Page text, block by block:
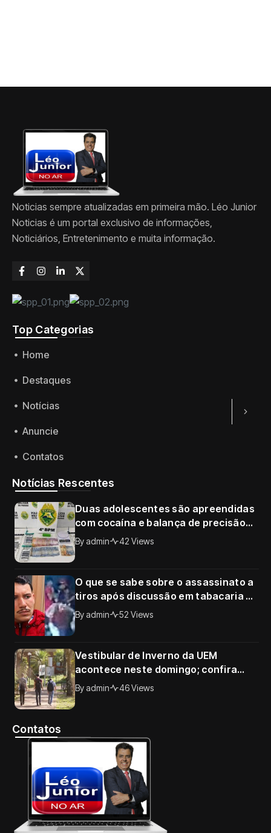
Noticias sempre atualizadas em primeira mão. Léo Junior
Noticias é um portal exclusivo de informações,
Noticiários, Entretenimento e muita informação.
Top Categorias
Home
Destaques
Notícias
Anuncie
Contatos
Notícias Rescentes
Duas adolescentes são apreendidas
com cocaína e balança de precisão
no Conjunto Requião, em Maringá
Byadmin 42 Views
O que se sabe sobre o assassinato a
tiros após discussão em tabacaria de
Sarandi; câmera registrou o crime
Byadmin 52 Views
Vestibular de Inverno da UEM
acontece neste domingo; confira
horários, documentos e tudo o que o
candidato precisa saber
Byadmin 46 Views
Contatos